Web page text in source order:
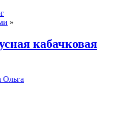
»
кабачковая
Ольга